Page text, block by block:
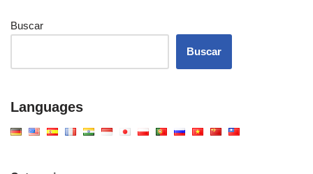
Buscar
Buscar
Languages